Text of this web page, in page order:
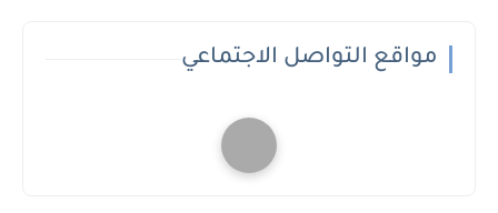
مواقع التواصل الاجتماعي